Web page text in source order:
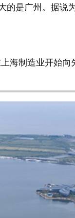
是广州。据说
海制造业开始向